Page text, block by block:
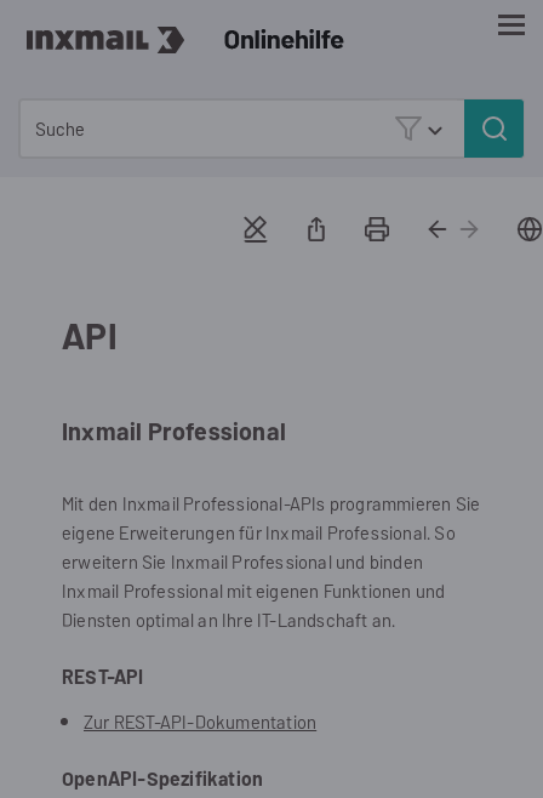
API
Inxmail Professional
Mit den Inxmail Professional-APIs programmieren Sie
eigene Erweiterungen fürInxmail Professional. So
erweitern Sie Inxmail Professional und binden
Inxmail Professional mit eigenen Funktionen und
Diensten optimal an Ihre IT-Landschaft an.
REST-API
Zur REST-API-Dokumentation
OpenAPI-Spezifikation